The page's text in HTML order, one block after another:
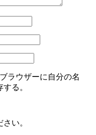
ラウザーに自分の名
る。
い。